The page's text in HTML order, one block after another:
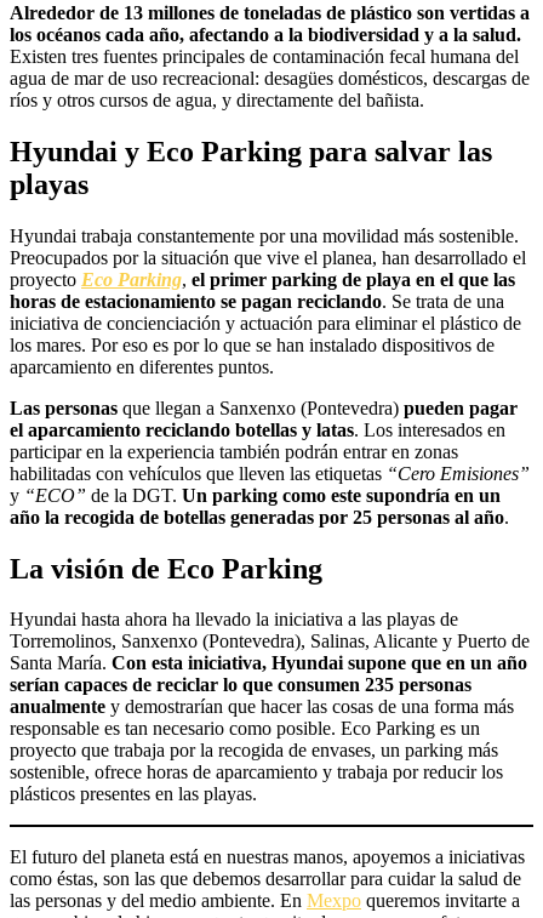
Alrededor de 13 millones de toneladas de plástico son vertidas a
los océanos cada año, afectando a la biodiversidad y a la salud.
Existen tres fuentes principales de contaminación fecal humana del
agua de mar de uso recreacional: desagües domésticos, descargas de
ríos y otros cursos de agua, y directamente del bañista.
Hyundai y Eco Parking para salvar las
playas
Hyundai trabaja constantemente por una movilidad más sostenible.
Preocupados por la situación que vive el planea, han desarrollado el
proyecto Eco Parking, el primer parking de playa en el que las
horas de estacionamiento se pagan reciclando. Se trata de una
iniciativa de concienciación y actuación para eliminar el plástico de
los mares. Por eso es por lo que se han instalado dispositivos de
aparcamiento en diferentes puntos.
Las personas que llegan a Sanxenxo (Pontevedra) pueden pagar
el aparcamiento reciclando botellas y latas. Los interesados en
participar en la experiencia también podrán entrar en zonas
habilitadas con vehículos que lleven las etiquetas “Cero Emisiones”
y “ECO” de la DGT. Un parking como este supondría en un
año la recogida de botellas generadas por 25 personas al año.
La visión de Eco Parking
Hyundai hasta ahora ha llevado la iniciativa a las playas de
Torremolinos, Sanxenxo (Pontevedra), Salinas, Alicante y Puerto de
Santa María. Con esta iniciativa, Hyundai supone que en un año
serían capaces de reciclar lo que consumen 235 personas
anualmente y demostrarían que hacer las cosas de una forma más
responsable es tan necesario como posible. Eco Parking es un
proyecto que trabaja por la recogida de envases, un parking más
sostenible, ofrece horas de aparcamiento y trabaja por reducir los
plásticos presentes en las playas.
El futuro del planeta está en nuestras manos, apoyemos a iniciativas
como éstas, son las que debemos desarrollar para cuidar la salud de
las personas y del medio ambiente. En Mexpo queremos invitarte a